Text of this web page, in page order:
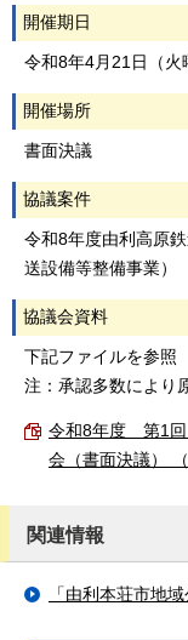
開催期日
令和8年4月21日（火
開催場所
書面決議
協議案件
令和8年度由利高原
送設備等整備事業）
協議会資料
下記ファイルを参照
注：承認多数により
令和8年度 第1回
会（書面決議）
関連情報
「由利本荘市地